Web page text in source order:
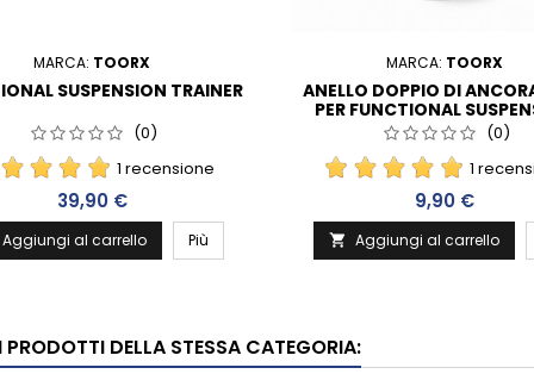
MARCA: TOORX
SUSPENSION TRAINER
(0)
1 recensione
Prezzo
39,90 €
Aggiungi al carrello Più
MARCA: TOORX
ANELLO DOPPIO DI
PER FUNCTIONAL
TRAINER - Ø 12 CM
(0)
1
Prezzo
9,90 €
 Aggiungi al carrello
PRODOTTI DELLA STESSA CATEGORIA: